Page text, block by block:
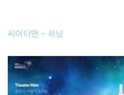
씨어터맨 – 하남